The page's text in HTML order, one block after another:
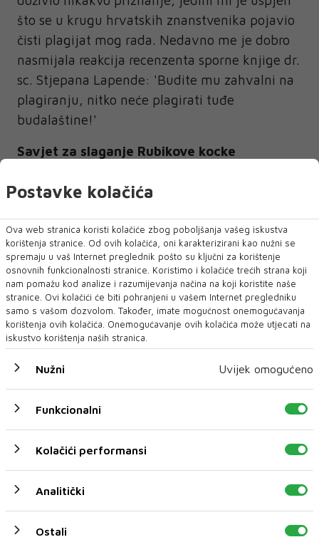
što se u krugu hrvatskih znanstvenika pojavio
čisti plagijat mog rada. Nedavno me je dobro
nasmijala reakcija recenzenta sporne knjige dr.
sc. Stjepana Lapende: 'Budite mu zahvalni na
plagiranju, nitko neće plagirati tuđe
budalaštine!'
Savjet za slaganje Rubikove kocke
Za kraj razgovora Vujević nam je otkrio način
na koji se najlakše može složiti Rubikova kocka.
- Za početnika je najbolji način da ga
postepeno uvodite, korak po korak, u prvih
desetak poteza. Nakon toga, svoje unučice i
unuke zadužio sam da sami često slažu tih
desetak prvih poteza, kako bi im postala
rutina. Naravno, treba strogo paziti da u
samom početku previše ne opteretite onoga
koga poučavate. Tek kad sami požele učiti
dalje, važno je paziti da svaki idući korak
polako usvajaju. Djeci to ide brže nego
odraslima. Jedan moj unuk usavršio je
slaganje već u prvom razredu osnovne škole.
Može je složiti brže od mene. Također, osmislio
sam zanimljiv turnir slaganja u mojoj obitelji,
koji je, po mom mišljenju, jedini
vjerodostojan.
Postavke kolačića
Ova web stranica koristi kolačiće zbog poboljšanja vašeg iskustva
korištenja stranice. Od ovih kolačića, oni karakterizirani kao nužni se
spremaju u vaš Internet preglednik pošto su ključni za korištenje
osnovnih funkcionalnosti stranice. Koristimo i kolačiće trećih strana koji
nam pomažu kod analize i razumijevanja načina na koji koristite naše
stranice. Ovi kolačići će biti pohranjeni u vašem Internet pregledniku
samo s vašom dozvolom. Također, imate mogućnost onemogućavanja
korištenja ovih kolačića. Onemogućavanje ovih kolačića može utjecati na
iskustvo korištenja naših stranica.
Nužni Uvijek omogućeno
Funkcionalni
Kolačići performansi
Analitički
Ostali